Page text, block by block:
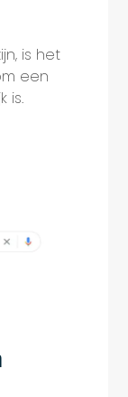
is het
een
is.